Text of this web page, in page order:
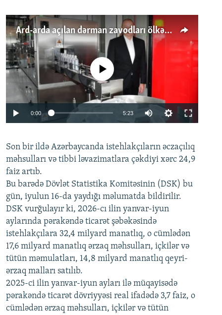
Ard-arda açılan dərman zavodları ölkənin tələbatını ödəyirmi?
Auto 240p 360p 480p
720p 1080p
No media source currently available
0:00 5:23
360p
480p
720p
1080p
Son bir ildə Azərbaycanda istehlakçıların əczaçılıq
məhsulları və tibbi ləvazimatlara çəkdiyi xərc 24,9
faiz artıb.
Bu barədə Dövlət Statistika Komitəsinin (DSK) bu
gün, iyulun 16-da yaydığı məlumatda bildirilir.
DSK vurğulayır ki, 2026-cı ilin yanvar-iyun
aylarında pərakəndə ticarət şəbəkəsində
istehlakçılara 32,4 milyard manatlıq, o cümlədən
17,6 milyard manatlıq ərzaq məhsulları, içkilər və
tütün məmulatları, 14,8 milyard manatlıq qeyri-
ərzaq malları satılıb.
2025-ci ilin yanvar-iyun ayları ilə müqayisədə
pərakəndə ticarət dövriyyəsi real ifadədə 3,7 faiz, o
cümlədən ərzaq məhsulları, içkilər və tütün